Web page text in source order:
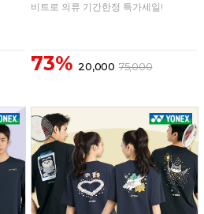
비트로 의류 기간한정 특가세일!
73% 20,000 75,000